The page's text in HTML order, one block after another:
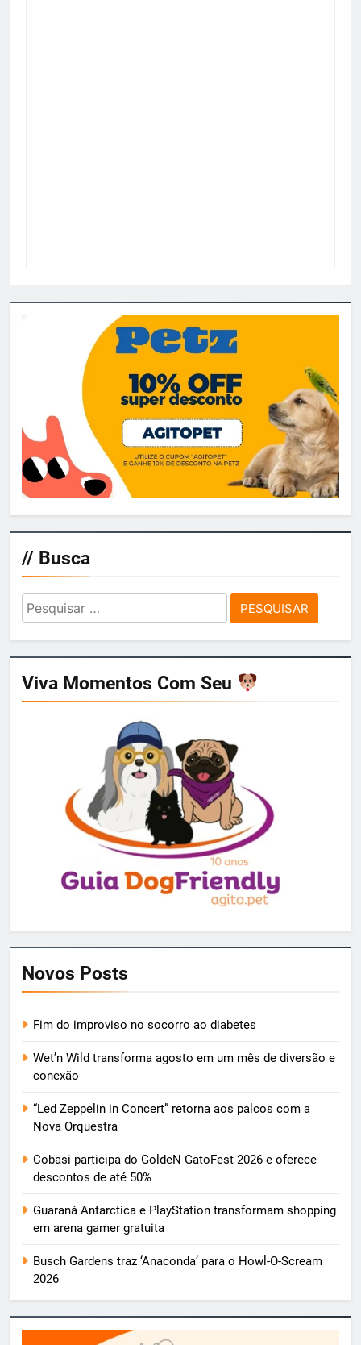
// Busca
Pesquisar
por:
Viva Momentos Com Seu
Novos Posts
Fim do improviso no socorro ao diabetes
Wet’n Wild transforma agosto em um mês de diversão e
conexão
“Led Zeppelin in Concert” retorna aos palcos com a
Nova Orquestra
Cobasi participa do GoldeN GatoFest 2026 e oferece
descontos de até 50%
Guaraná Antarctica e PlayStation transformam shopping
em arena gamer gratuita
Busch Gardens traz ‘Anaconda’ para o Howl-O-Scream
2026